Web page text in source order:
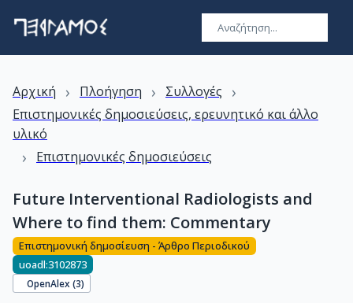
Αρχική › Πλοήγηση › Συλλογές ›
Επιστημονικές δημοσιεύσεις, ερευνητικό και άλλο
υλικό
› Επιστημονικές δημοσιεύσεις
Future Interventional Radiologists and
Where to find them: Commentary
Επιστημονική δημοσίευση - Άρθρο Περιοδικού
uoadl:3102873
OpenAlex (3)